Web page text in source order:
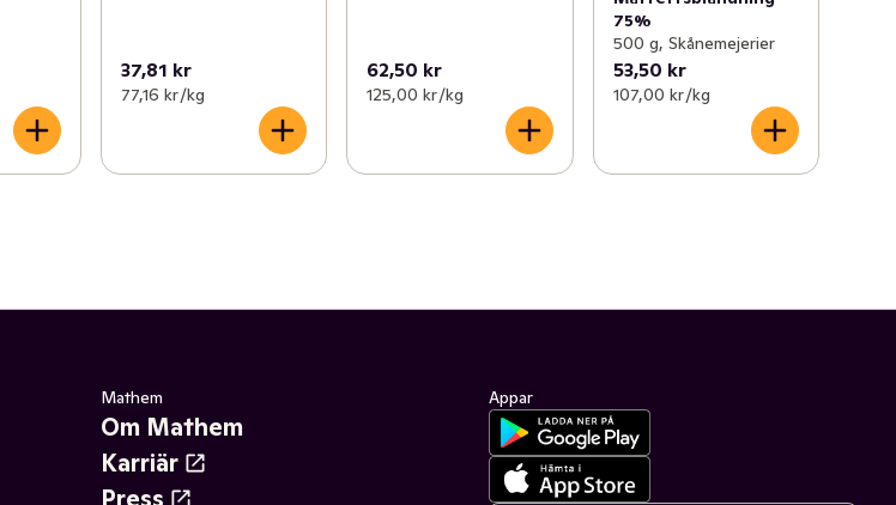
37,81 kr
77,16 kr /kg
62,50 kr
125,00 kr /kg
75%
500 g, Skånemejerier
53,50 kr
107,00 kr /kg
Mathem
Om Mathem
Karriär
Appar